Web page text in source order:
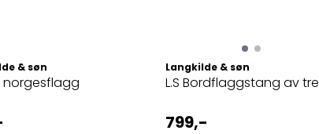
& søn
norgesflagg
Langkilde & søn
L.S Bordflaggstang av tre
799,-